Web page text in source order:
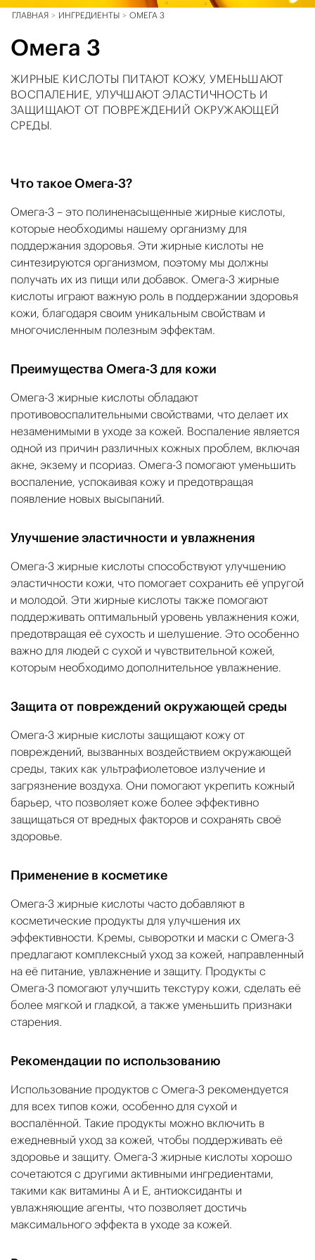
ГЛАВНАЯ ИНГРЕДИЕНТЫ ОМЕГА 3
Омега 3
ЖИРНЫЕ КИСЛОТЫ ПИТАЮТ КОЖУ, УМЕНЬШАЮТ
ВОСПАЛЕНИЕ, УЛУЧШАЮТ ЭЛАСТИЧНОСТЬ И
ЗАЩИЩАЮТ ОТ ПОВРЕЖДЕНИЙ ОКРУЖАЮЩЕЙ
СРЕДЫ.
Что такое Омега-3?
Омега-3 – это полиненасыщенные жирные кислоты,
которые необходимы нашему организму для
поддержания здоровья. Эти жирные кислоты не
синтезируются организмом, поэтому мы должны
получать их из пищи или добавок. Омега-3 жирные
кислоты играют важную роль в поддержании здоровья
кожи, благодаря своим уникальным свойствам и
многочисленным полезным эффектам.
Преимущества Омега-3 для кожи
Омега-3 жирные кислоты обладают
противовоспалительными свойствами, что делает их
незаменимыми в уходе за кожей. Воспаление является
одной из причин различных кожных проблем, включая
акне, экзему и псориаз. Омега-3 помогают уменьшить
воспаление, успокаивая кожу и предотвращая
появление новых высыпаний.
Улучшение эластичности и увлажнения
Омега-3 жирные кислоты способствуют улучшению
эластичности кожи, что помогает сохранить её упругой
и молодой. Эти жирные кислоты также помогают
поддерживать оптимальный уровень увлажнения кожи,
предотвращая её сухость и шелушение. Это особенно
важно для людей с сухой и чувствительной кожей,
которым необходимо дополнительное увлажнение.
Защита от повреждений окружающей среды
Омега-3 жирные кислоты защищают кожу от
повреждений, вызванных воздействием окружающей
среды, таких как ультрафиолетовое излучение и
загрязнение воздуха. Они помогают укрепить кожный
барьер, что позволяет коже более эффективно
защищаться от вредных факторов и сохранять своё
здоровье.
Применение в косметике
Омега-3 жирные кислоты часто добавляют в
косметические продукты для улучшения их
эффективности. Кремы, сыворотки и маски с Омега-3
предлагают комплексный уход за кожей, направленный
на её питание, увлажнение и защиту. Продукты с
Омега-3 помогают улучшить текстуру кожи, сделать её
более мягкой и гладкой, а также уменьшить признаки
старения.
Рекомендации по использованию
Использование продуктов с Омега-3 рекомендуется
для всех типов кожи, особенно для сухой и
воспалённой. Такие продукты можно включить в
ежедневный уход за кожей, чтобы поддерживать её
здоровье и защиту. Омега-3 жирные кислоты хорошо
сочетаются с другими активными ингредиентами,
такими как витамины А и Е, антиоксиданты и
увлажняющие агенты, что позволяет достичь
максимального эффекта в уходе за кожей.